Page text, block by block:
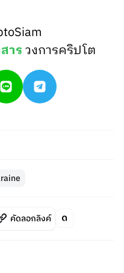
ารวงการคริปโต
คัดลอกลิงค์